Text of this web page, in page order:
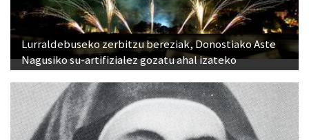
Lurraldebuseko zerbitzu bereziak, Donostiako Aste
Nagusiko su-artifizialez gozatu ahal izateko